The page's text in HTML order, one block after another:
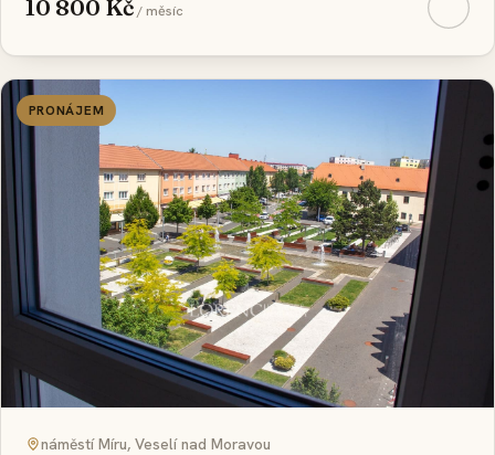
10 800 Kč/ měsíc
PRONÁJEM
náměstí Míru, Veselí nad Moravou